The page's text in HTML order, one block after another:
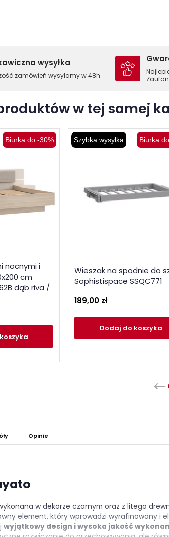
wysyłka
zamówień wysyłamy w 48h
w tej samej
Biurka do -30%
nocnymi i
cm
dąb riva /
Szybka wysyłka Biurka
Wieszak na spodnie do
Sophistispace SSQC771
189,00 zł
Dodaj do koszyka
Opinie
w dekorze czarnym oraz z litego
element, który wprowadzi wyrafinowany i
wyjątkowy design i wysoka jakość